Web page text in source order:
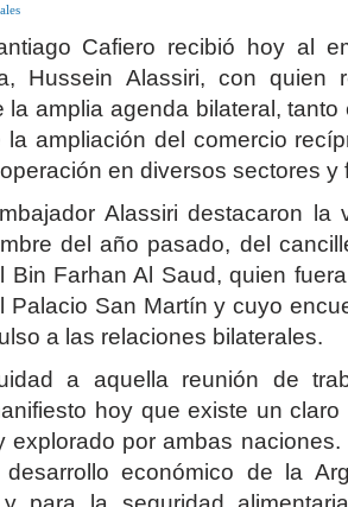
Cafiero recibió hoy al
Hussein Alassiri, con quien
la amplia agenda bilateral,
la ampliación del comercio
en diversos sectores y
Alassiri destacaron la
del año pasado, del
Bin Farhan Al Saud, quien
Palacio San Martín y cuyo
a las relaciones bilaterales.
a aquella reunión de
hoy que existe un
explorado por ambas
económico de la